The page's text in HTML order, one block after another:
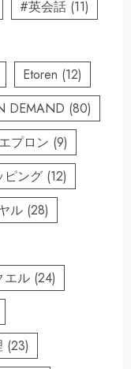
#英会話 (11)
Etoren (12)
DEMAND (80)
エプロン (9)
ピング (12)
ル (28)
エル (24)
(23)